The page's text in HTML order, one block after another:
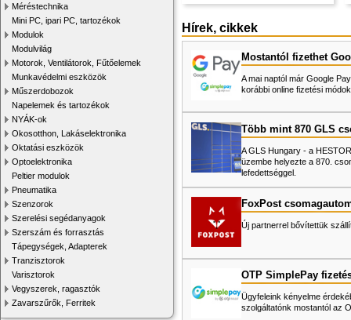
Méréstechnika
Mini PC, ipari PC, tartozékok
Modulok
Modulvilág
Motorok, Ventilátorok, Fűtőelemek
Munkavédelmi eszközök
Műszerdobozok
Napelemek és tartozékok
NYÁK-ok
Okosotthon, Lakáselektronika
Oktatási eszközök
Optoelektronika
Peltier modulok
Pneumatika
Szenzorok
Szerelési segédanyagok
Szerszám és forrasztás
Tápegységek, Adapterek
Tranzisztorok
Varisztorok
Vegyszerek, ragasztók
Zavarszűrők, Ferritek
Hírek, cikkek
Mostantól fizethet
A mai naptól már Google
korábbi online fizetési
Több mint 870 GLS
A GLS Hungary - a
üzembe helyezte a 870.
lefedettséggel.
FoxPost
Új partnerrel bővítettük
OTP SimplePay
Ügyfeleink kényelme
szolgáltatónk mostantól az